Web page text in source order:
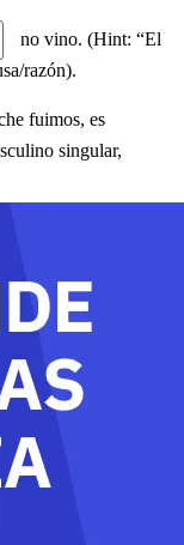
no vino. (Hint: “El
razón).
fuimos, es
singular,